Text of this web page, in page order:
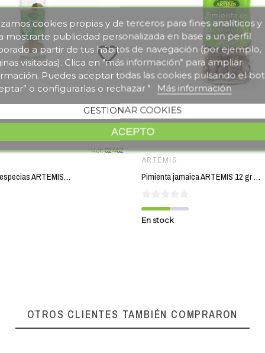
cookies propias y de terceros para fines analíticos y
mostrarte publicidad personalizada en base a un perfil
a partir de tus hábitos de navegación (por ejemplo,
visitadas). Clica en "más información" para ampliar
Puedes aceptar todas las cookies pulsando el
o configurarlas o rechazar "
Más información
GESTIONAR COOKIES
ACEPTO
Ref:02462
Nuez moscada especias ARTEMIS 25 gr BIO
favorite_border
ARTEMIS
Pimienta jamaica ARTEMIS 12 gr BIO
En stock
OTROS CLIENTES TAMBIÉN COMPRARON